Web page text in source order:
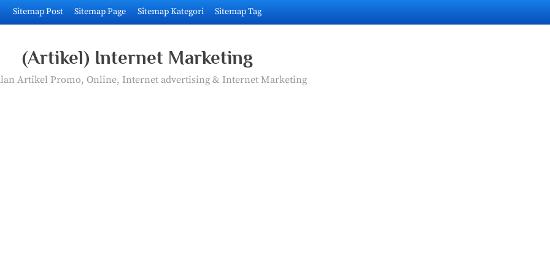
Sitemap Post Sitemap Page Sitemap Kategori Sitemap Tag
(Artikel) Internet Marketing
Artikel Promo, Online, Internet advertising & Internet Marketing